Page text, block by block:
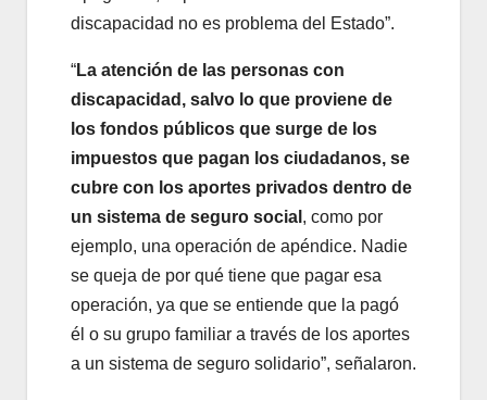
discapacidad no es problema del Estado”.
“La atención de las personas con
discapacidad, salvo lo que proviene de
los fondos públicos que surge de los
impuestos que pagan los ciudadanos, se
cubre con los aportes privados dentro de
un sistema de seguro social , como por
ejemplo, una operación de apéndice. Nadie
se queja de por qué tiene que pagar esa
operación, ya que se entiende que la pagó
él o su grupo familiar a través de los aportes
a un sistema de seguro solidario”, señalaron.